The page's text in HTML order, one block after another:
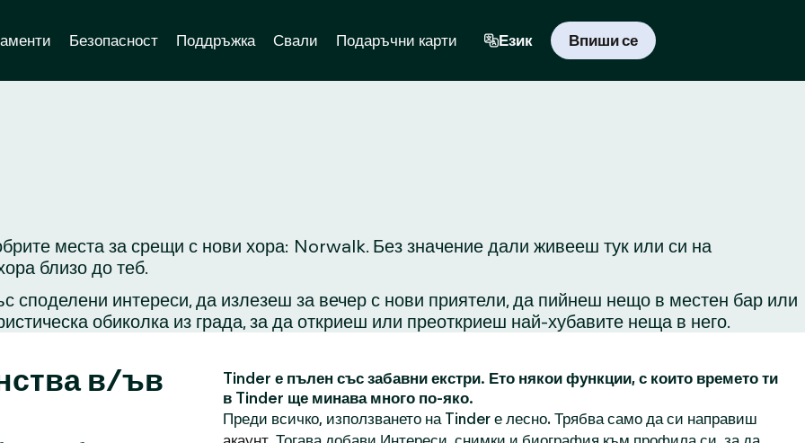
Безопасност Поддръжка Свали Подаръчни карти Език Впиши се
места за срещи с нови хора: Norwalk. Без значение дали живееш тук или си на
близо до теб.
интереси, да излезеш за вечер с нови приятели, да пийнеш нещо в местен бар или
обиколка из града, за да откриеш или преоткриеш най-хубавите неща в него.
в/ъв
Tinder е пълен със забавни екстри. Ето някои функции, с които времето ти
в Tinder ще минава много по-яко.
Преди всичко, използването на Tinder е лесно. Трябва само да си направиш